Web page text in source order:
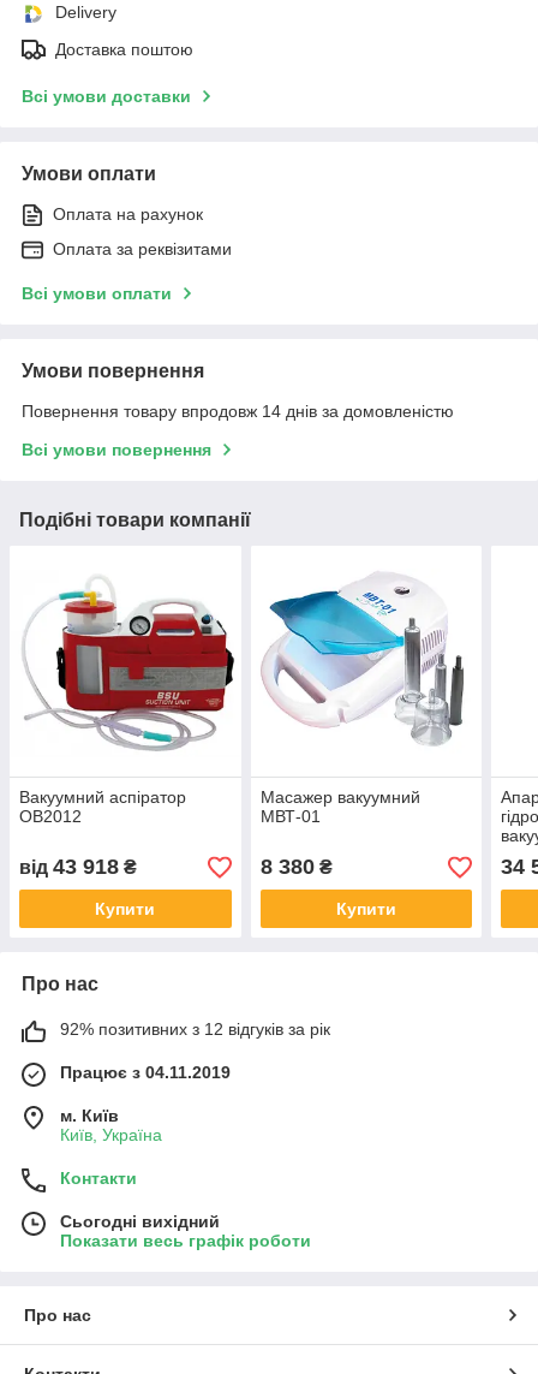
Delivery
Доставка поштою
Всі умови доставки
Умови оплати
Оплата на рахунок
Оплата за реквізитами
Всі умови оплати
Умови повернення
Повернення товару впродовж 14 днів за домовленістю
Всі умови повернення
Подібні товари компанії
Вакуумний аспіратор
OB2012
від 43 918 ₴
Купити
Масажер вакуумний
МВТ-01
8 380₴
Купити
34
Про нас
92% позитивних з 12 відгуків за рік
Працює з 04.11.2019
м. Київ
Київ, Україна
Контакти
Сьогодні вихідний
Показати весь графік роботи
Про нас